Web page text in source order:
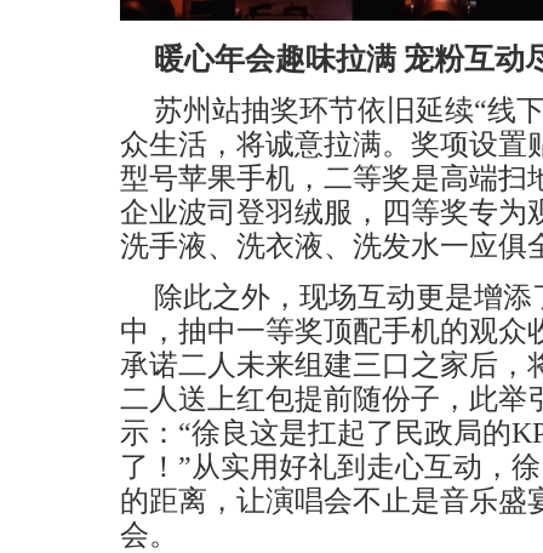
暖心年会趣味拉满 宠粉互动
苏州站抽奖环节依旧延续“线
众生活，将诚意拉满。奖项设置
型号苹果手机，二等奖是高端扫
企业波司登羽绒服，四等奖专为
洗手液、洗衣液、洗发水一应俱
除此之外， 现场互动更是增添
中，抽中一等奖顶配手机的观众
承诺二人未来组建三口之家后，
二人送上红包提前随份子， 此举
示 ： “徐良这是扛起了民政局的
了！”从实用好礼到走心互动，
的距离，让演唱会不止是音乐盛
会。